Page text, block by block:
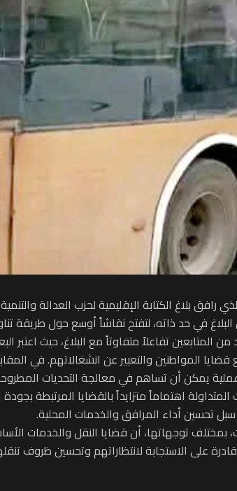
رافق بلاغ الكتابة الإقليمية لحزب العدالة
في حد ذاته، لتفتح نقاشاً أوسع حول طريقة
المتابعين تفاعلاً متفاوتاً مع البلاغ، حيث اعتبر
قضايا المواطنين والتعبير عن انشغالاتهم. في
يمكن أن تساهم في معالجة التحديات
اهتماماً متزايداً بالقضايا المرتبطة
تحسين أداء المرافق والخدمات المحلية.
بمختلف توجهاتها، أن قضايا النقل والخدمات
على الاستجابة لانتظاراتهم وتحسين ظروف